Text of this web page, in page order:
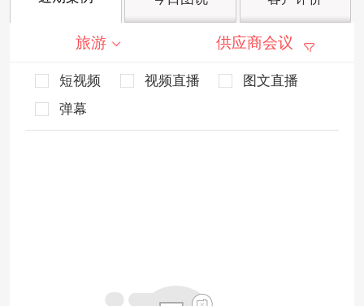
旅游 供应商会议
短视频 视频直播
图文直播
弹幕